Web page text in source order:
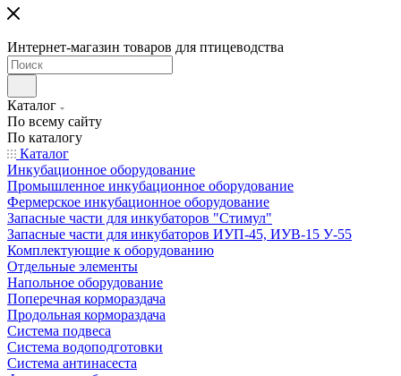
Интернет-магазин товаров для птицеводства
Каталог
По всему сайту
По каталогу
Каталог
Инкубационное оборудование
Промышленное инкубационное оборудование
Фермерское инкубационное оборудование
Запасные части для инкубаторов "Стимул"
Запасные части для инкубаторов ИУП-45, ИУВ-15 У-55
Комплектующие к оборудованию
Отдельные элементы
Напольное оборудование
Поперечная кормораздача
Продольная кормораздача
Система подвеса
Система водоподготовки
Система антинасеста